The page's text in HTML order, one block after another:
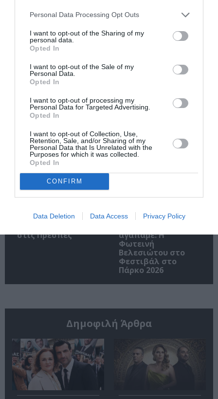
Personal Data Processing Opt Outs
I want to opt-out of the Sharing of my
personal data.
Opted In
I want to opt-out of the Sale of my
Personal Data.
Opted In
I want to opt-out of processing my
Personal Data for Targeted Advertising.
Opted In
I want to opt-out of Collection, Use,
Retention, Sale, and/or Sharing of my
Personal Data that Is Unrelated with the
Purposes for which it was collected.
Opted In
CONFIRM
Data Deletion Data Access Privacy Policy
Σχετικά Άρθρα
Το Ροκ το Ελληνικό:
Ο Κώστας Τουρνάς
και ο Διονύσης
Θέατρο Άλσος ΔΕΗ
Η Ελεωνόρα
Ζουγανέλη για δύο
Κρήτη
Το 2ο Triethnés
στις Πρέσπες
Στα τραγούδια μας
αγαπάμε: Η
Φωτεινή
Βελεσιώτου στο
Φεστιβάλ στο
Πάρκο 2026
Δημοφιλή Άρθρα